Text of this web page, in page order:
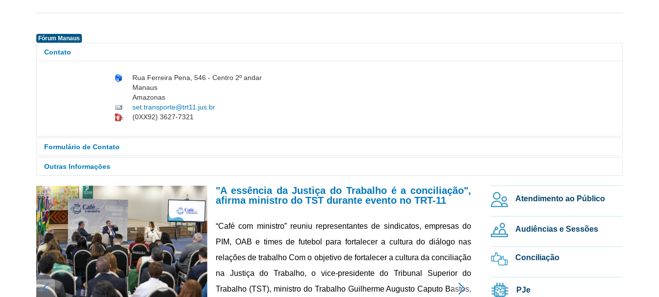
Fórum Manaus
Contato
Rua Ferreira Pena, 546 - Centro 2º andar
Manaus
Amazonas
set.transporte@trt11.jus.br
(0XX92) 3627-7321
Formulário de Contato
Enviar um email. Todos os campos com um asterisco (*) são obrigatórios.
Nome
Email*
Assunto*
Mensagem*
Outras Informações
Horário de Atendimento: Segunda a sexta - 7h30 às 14h30
"A essência da Justiça do Trabalho é a conciliação",
afirma ministro do TST durante evento no TRT-11
“Café com ministro” reuniu representantes de sindicatos, empresas do
PIM, OAB e times de futebol para fortalecer a cultura do diálogo nas
relações de trabalho Com o objetivo de fortalecer a cultura da conciliação
na Justiça do Trabalho, o vice-presidente do Tribunal Superior do
Trabalho (TST), ministro do Trabalho Guilherme Augusto Caputo Bastos,
Atendimento ao Público
Audiências e Sessões
Conciliação
PJe